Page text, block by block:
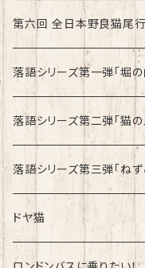
第六回 全日本野良猫尾
速乾ドライタイプ
綿100%ノーマルタイプ
落語シリーズ第一弾「堀の
速乾ドライタイプ
落語シリーズ第二弾「猫の
速乾ドライタイプ
落語シリーズ第三弾「ねず
速乾ドライタイプ
ドヤ猫
綿100%ノーマルタイプ